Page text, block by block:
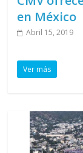
en México
Abril 15, 2019
Ver más